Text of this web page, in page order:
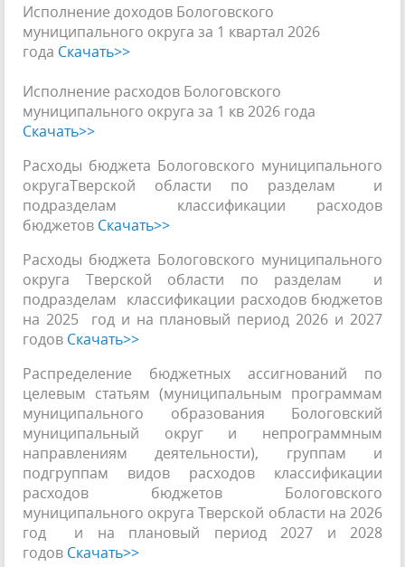
Исполнение доходов Бологовского
муниципального округа за 1 квартал 2026
года Скачать>>
Исполнение расходов Бологовского
муниципального округа за 1 кв 2026 года
Скачать>>
Расходы бюджета Бологовского муниципального
округаТверской области по разделам и
подразделам классификации расходов
бюджетов Скачать>>
Расходы бюджета Бологовского муниципального
округа Тверской области по разделам и
подразделам классификации расходов бюджетов
на 2025 год и на плановый период 2026 и 2027
годов Скачать>>
Распределение бюджетных ассигнований по
целевым статьям (муниципальным программам
муниципального образования Бологовский
муниципальный округ и непрограммным
направлениям деятельности), группам и
подгруппам видов расходов классификации
расходов бюджетов Бологовского
муниципального округа Тверской области на 2026
год и на плановый период 2027 и 2028
годов Скачать>>